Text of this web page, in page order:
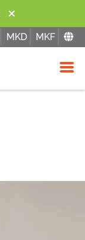
MKD MKF